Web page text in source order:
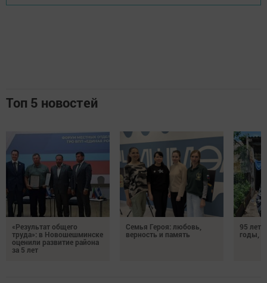
Топ 5 новостей
«Результат общего
труда»: в Новошешминске
оценили развитие района
за 5 лет
Семья Героя: любовь,
верность и память
95 лет
годы,